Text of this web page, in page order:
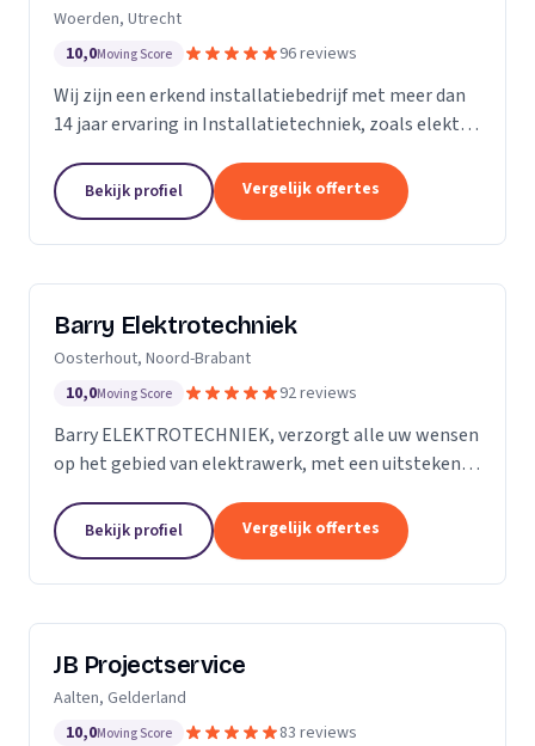
Woerden, Utrecht
10,0Moving Score 96 reviews
Wij zijn een erkend installatiebedrijf met meer dan
14 jaar ervaring in Installatietechniek, zoals elektra,
Bekijk profiel Vergelijk offertes
Barry Elektrotechniek
Oosterhout, Noord-Brabant
10,0Moving Score 92 reviews
Barry ELEKTROTECHNIEK, verzorgt alle uw wensen
op het gebied van elektrawerk, met een uitstekende
Scholen en Bedrijven. Groepenkast vernieuwen,...
Bekijk profiel Vergelijk offertes
JB Projectservice
Aalten, Gelderland
10,0Moving Score 83 reviews